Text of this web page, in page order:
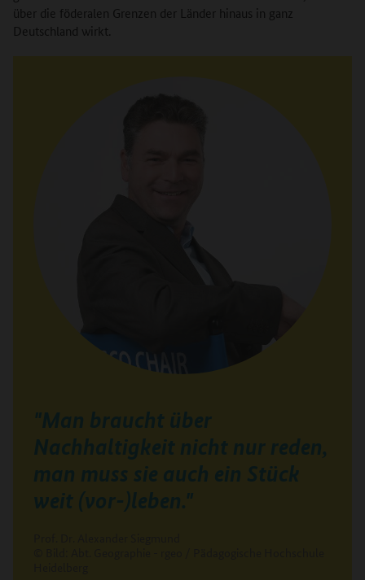
über die föderalen Grenzen der Länder hinaus in ganz
Deutschland wirkt.
"Man braucht über
Nachhaltigkeit nicht nur reden,
man muss sie auch ein Stück
weit (vor-)leben."